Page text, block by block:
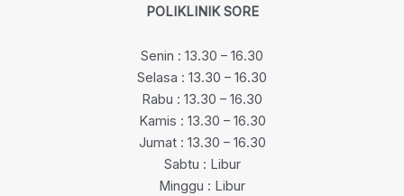
POLIKLINIK SORE
Senin : 13.30 – 16.30
Selasa : 13.30 – 16.30
Rabu : 13.30 – 16.30
Kamis : 13.30 – 16.30
Jumat : 13.30 – 16.30
Sabtu : Libur
Minggu : Libur